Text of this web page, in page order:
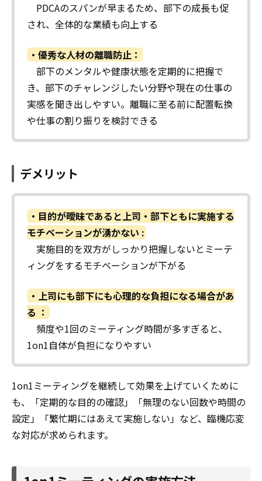
PDCAのスパンが早まるため、部下の成長も促
され、全体的な業績も向上する
・優秀な人材の離職防止：
部下のメンタルや健康状態を定期的に把握で
き、部下のチャレンジしたい分野や現在の仕事の
実感を聞き出しやすい。離職に至る前に配置転換
や仕事の割り振りを検討できる
デメリット
・目的が曖昧であると上司・部下ともに実施する
モチベーションが湧かない :
実施目的を双方がしっかり把握しないとミーテ
ィングをするモチベーションが下がる
・上司にも部下にも心理的な負担になる場合があ
る ：
頻度や1回のミーティング時間が多すぎると、
1on1自体が負担になりやすい
1on1ミーティングを継続して効果を上げていくために
も、「定期的な目的の確認」「無理のない回数や時間の
設定」「繁忙期にはあえて実施しない」など、臨機応変
な対応が求められます。